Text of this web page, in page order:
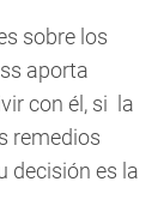
sobre los
aporta
con él, si la
remedios
decisión es la